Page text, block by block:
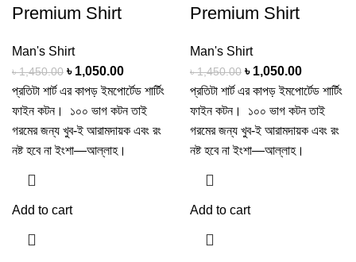
Premium Shirt
Man's Shirt
৳1,450.00 ৳ 1,050.00
প্রতিটা শার্ট এর কাপড় ইমপোর্টেড শার্টিং
ফাইন কটন। ১০০ ভাগ কটন তাই
গরমের জন্য খুব-ই আরামদায়ক এবং রং
নষ্ট হবে না ইংশা—আল্লাহ।
Add to cart
Premium Shirt
Man's Shirt
৳1,450.00 ৳ 1,050.00
প্রতিটা শার্ট এর কাপড় ইমপোর্টেড শার্টিং
ফাইন কটন। ১০০ ভাগ কটন তাই
গরমের জন্য খুব-ই আরামদায়ক এবং রং
নষ্ট হবে না ইংশা—আল্লাহ।
Add to cart